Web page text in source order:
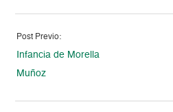
Post Previo:
Infancia de Morella
Muñoz